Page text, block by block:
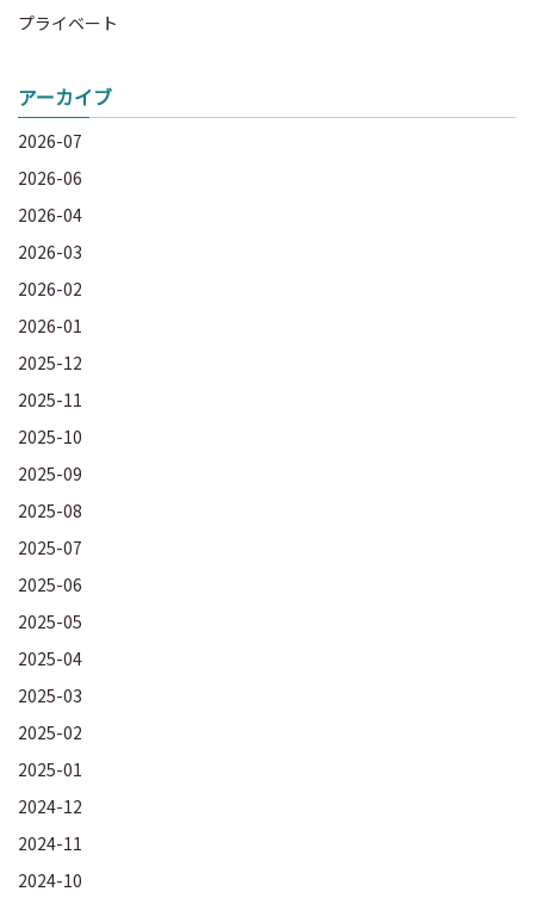
プライベート
アーカイブ
2026-07
2026-06
2026-04
2026-03
2026-02
2026-01
2025-12
2025-11
2025-10
2025-09
2025-08
2025-07
2025-06
2025-05
2025-04
2025-03
2025-02
2025-01
2024-12
2024-11
2024-10